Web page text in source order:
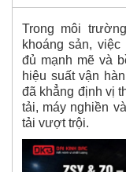
Trong môi
khoáng sản,
đủ mạnh mẽ và
hiệu suất vận
đã khẳng định vị
tải, máy nghiền
tải vượt trội.